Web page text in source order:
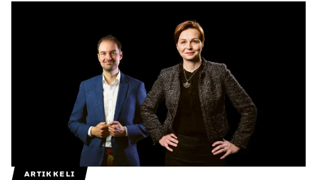
ARTIKKELI